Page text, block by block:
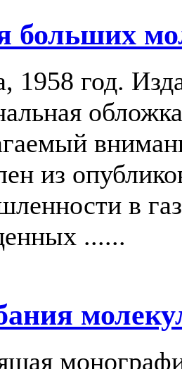
больших
1958 год.
из
в
......